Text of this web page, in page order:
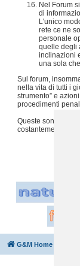
Nel Forum
di
L'unico
rete ce ne
personale
quelle degli
inclinazioni
una sola
Sul forum,
nella vita di tutti i
strumento” e
procedimenti
Queste sono solo
costantemente
G&M Home